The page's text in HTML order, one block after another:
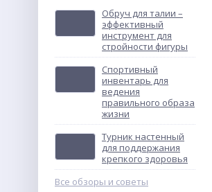
Обруч для талии –
эффективный
инструмент для
стройности фигуры
Спортивный
инвентарь для
ведения
правильного образа
жизни
Турник настенный
для поддержания
крепкого здоровья
Все обзоры и советы